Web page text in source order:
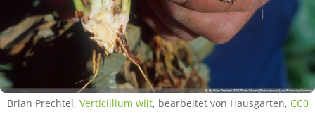
Brian Prechtel, Verticillium wilt, bearbeitet von Hausgarten, CC0